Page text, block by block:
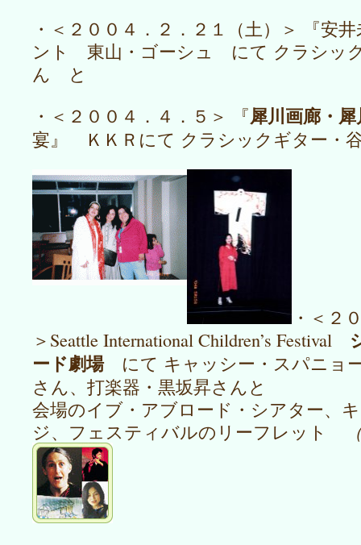
・＜２００４．２．２１（土）＞ 『安
ント 東山・ゴーシュ にて クラシッ
ん と
・＜２００４．４．５＞ 『犀川画廊・
宴』 ＫＫＲにて クラシックギター・
・＜２
＞Seattle International Children’s Festival
ード劇場にて キャッシー・スパニョ
さん、打楽器・黒坂昇さんと
会場のイブ・アブロード・シアター、
ジ、フェスティバルのリーフレット